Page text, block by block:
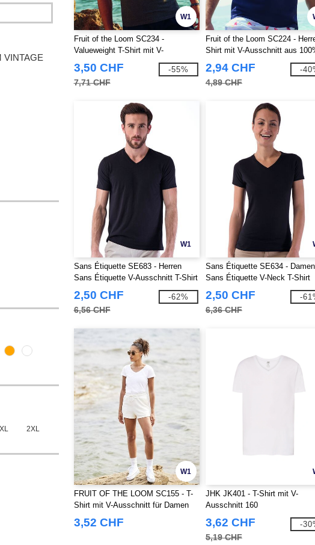
VINTAGE
XL
2XL
W1
Fruit of the Loom SC234 -
Valueweight T-Shirt mit V-
Ausschnitt für Herren
3,50 CHF
7,71 CHF
-55%
Fruit of the Loom SC224 -
Shirt mit V-Ausschnitt aus
Baumwolle
2,94 CHF
4,89 CHF
-
W1
Sans Étiquette SE683 - Herren
Sans Étiquette V-Ausschnitt T-Shirt
2,50 CHF
6,56 CHF
-62%
Sans Étiquette SE634 - Damen
Sans Étiquette V-Neck T-Shirt
2,50 CHF
6,36 CHF
-
W1
FRUIT OF THE LOOM SC155 - T-
Shirt mit V-Ausschnitt für Damen
3,52 CHF
JHK JK401 - T-Shirt mit V-
Ausschnitt 160
3,62 CHF
5,19 CHF
-